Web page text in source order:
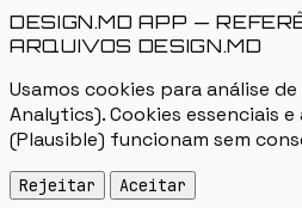
DESIGN.MD APP —
ARQUIVOS DESIGN.MD
Usamos cookies para análise
Analytics). Cookies essenciais
(Plausible) funcionam sem
Rejeitar Aceitar